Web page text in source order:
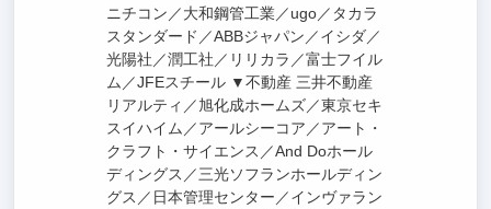
ニチコン／大和鋼管工業／ugo／タカラ
スタンダード／ABBジャパン／イシダ／
光陽社／潤工社／リリカラ／富士フイル
ム／JFEスチール ▼不動産 三井不動産
リアルティ／旭化成ホームズ／東京セキ
スイハイム／アールシーコア／アート・
クラフト・サイエンス／And Doホール
ディングス／三光ソフランホールディン
グス／日本管理センター／インヴァラン